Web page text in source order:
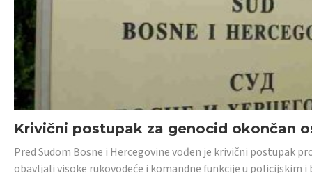
Krivični postupak za genocid okončan
Pred Sudom Bosne i Hercegovine vođen je krivični postupak
obavljali visoke rukovodeće i komandne funkcije u policijskim